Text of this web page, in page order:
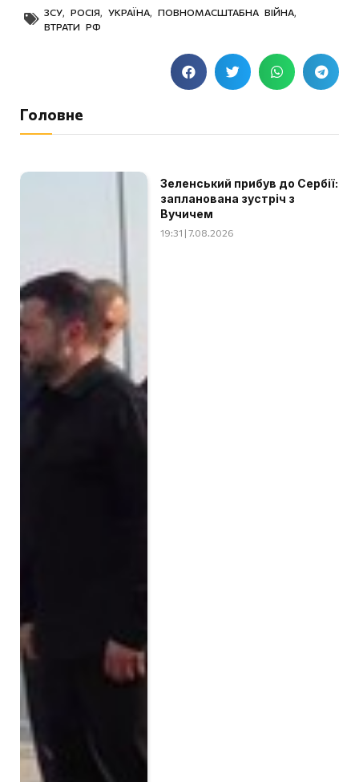
ЗСУ РОСІЯ УКРАЇНА ПОВНОМАСШТАБНА ВІЙНА
ВТРАТИ РФ
Головне
Зеленський прибув до Сербії:
запланована зустріч з
Вучичем
19:31 | 7.08.2026